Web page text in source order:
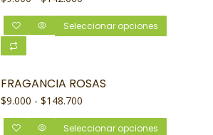
Seleccionar opciones
FRAGANCIA ROSAS
$9.000 - $148.700
Seleccionar opciones